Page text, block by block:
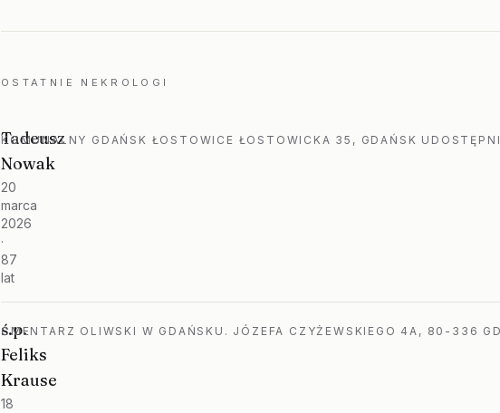
OSTATNIE NEKROLOGI
Tadeusz
Nowak
20
marca
2026
·
87
lat
KOMUNALNY GDAŃSK ŁOSTOWICE ŁOSTOWICKA 35, GDAŃSK
ś.p.
Feliks
Krause
18
CMENTARZ OLIWSKI W GDAŃSKU. JÓZEFA CZYŻEWSKIEGO 4A, 80-336